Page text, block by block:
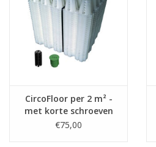
CircoFloor per 2 m² -
met korte schroeven
(8,8-15,8cm)
€75,00